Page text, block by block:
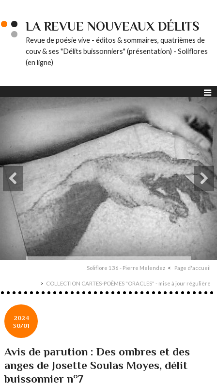
LA REVUE NOUVEAUX DÉLITS
Revue de poésie vive - éditos & sommaires, quatrièmes de
couv & ses "Délits buissonniers" (présentation) - Soliflores
(en ligne)
Soliflore 136 - Pierre Melendez Page d'accueil
COLLECTION CARTES-POÈMES "ORACLES" - mise à jour régulière
2024
30/01
Avis de parution : Des ombres et des
anges de Josette Soulas Moyes, délit
buissonnier n°7